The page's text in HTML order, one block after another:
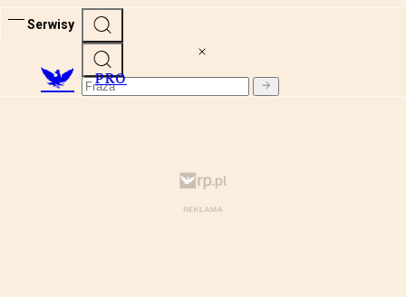
Serwisy
PRO